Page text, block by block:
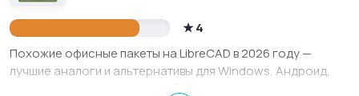
4
Похожие офисные пакеты на LibreCAD в 2026 году —
лучшие аналоги и альтернативы для Windows, Андроид,